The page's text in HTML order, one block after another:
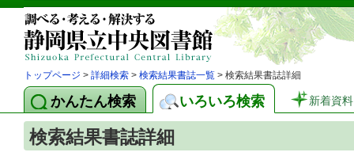
トップページ > 詳細検索 > 検索結果書誌一覧 > 検索結果書誌詳細
かんたん検索 いろいろ検索 新着資料
検索結果書誌詳細